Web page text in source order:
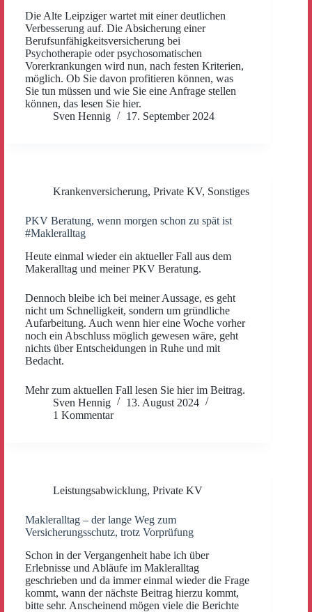
Die Alte Leipziger wartet mit einer deutlichen
Verbesserung auf. Die Absicherung einer
Berufsunfähigkeitsversicherung bei
Psychotherapie oder psychosomatischen
Vorerkrankungen wird nun, nach festen Kriterien,
möglich. Ob Sie davon profitieren können, was
Sie tun müssen und wie Sie eine Anfrage stellen
können, das lesen Sie hier.
Sven Hennig
17. September 2024
Krankenversicherung, Private KV, Sonstiges
PKV Beratung, wenn morgen schon zu spät ist
#Makleralltag
Heute einmal wieder ein aktueller Fall aus dem
Makeralltag und meiner PKV Beratung.
Dennoch bleibe ich bei meiner Aussage, es geht
nicht um Schnelligkeit, sondern um gründliche
Aufarbeitung. Auch wenn hier eine Woche vorher
noch ein Abschluss möglich gewesen wäre, geht
nichts über Entscheidungen in Ruhe und mit
Bedacht.
Mehr zum aktuellen Fall lesen Sie hier im Beitrag.
Sven Hennig
13. August 2024
1 Kommentar
Leistungsabwicklung, Private KV
Makleralltag – der lange Weg zum
Versicherungsschutz, trotz Vorprüfung
Schon in der Vergangenheit habe ich über
Erlebnisse und Abläufe im Makleralltag
geschrieben und da immer einmal wieder die Frage
kommt, wann der nächste Beitrag hierzu kommt,
bitte sehr. Anscheinend mögen viele die Berichte